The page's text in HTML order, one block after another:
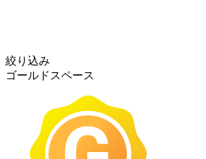
絞り込み
ゴールドスペース